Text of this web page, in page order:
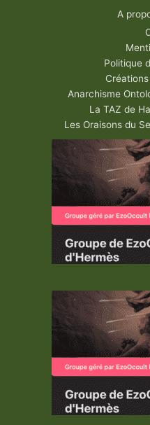
A
Politique
Anarchisme
La TAZ de
Les Oraisons du